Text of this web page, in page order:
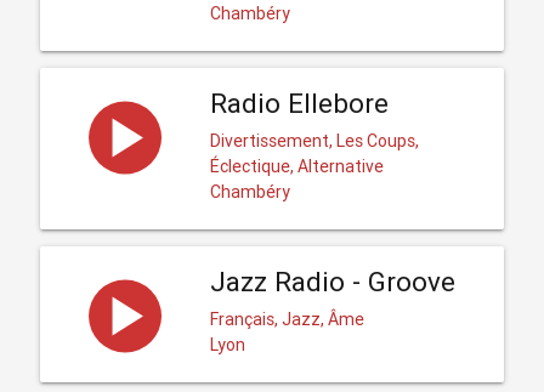
Chambéry
Radio Ellebore
Divertissement, Les Coups,
Éclectique, Alternative
Chambéry
Jazz Radio - Groove
Français, Jazz, Âme
Lyon